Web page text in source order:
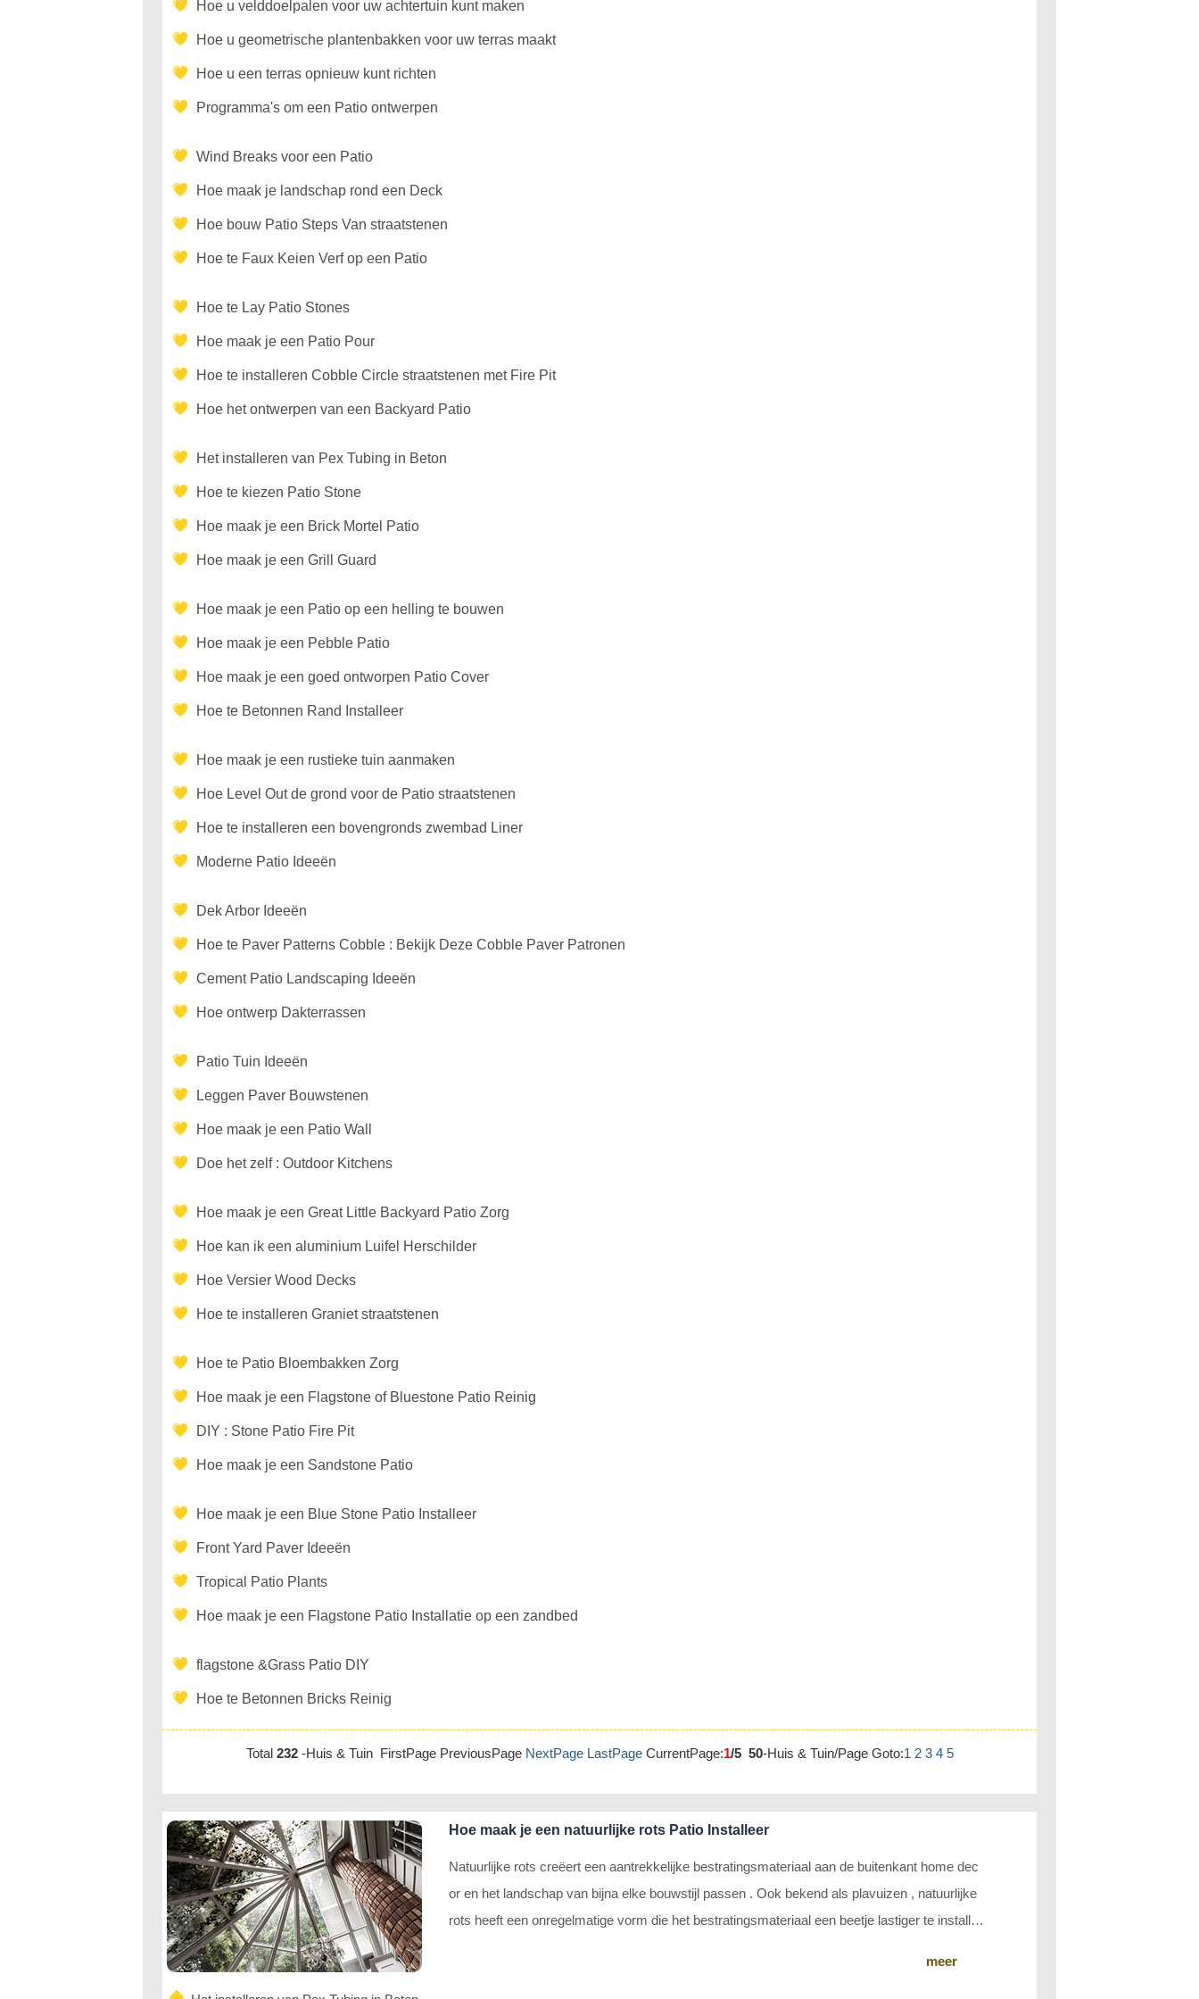
Hoe u velddoelpalen voor uw achtertuin kunt maken
Hoe u geometrische plantenbakken voor uw terras maakt
Hoe u een terras opnieuw kunt richten
Programma's om een Patio ontwerpen
Wind Breaks voor een Patio
Hoe maak je landschap rond een Deck
Hoe bouw Patio Steps Van straatstenen
Hoe te Faux Keien Verf op een Patio
Hoe te Lay Patio Stones
Hoe maak je een Patio Pour
Hoe te installeren Cobble Circle straatstenen met Fire Pit
Hoe het ontwerpen van een Backyard Patio
Het installeren van Pex Tubing in Beton
Hoe te kiezen Patio Stone
Hoe maak je een Brick Mortel Patio
Hoe maak je een Grill Guard
Hoe maak je een Patio op een helling te bouwen
Hoe maak je een Pebble Patio
Hoe maak je een goed ontworpen Patio Cover
Hoe te Betonnen Rand Installeer
Hoe maak je een rustieke tuin aanmaken
Hoe Level Out de grond voor de Patio straatstenen
Hoe te installeren een bovengronds zwembad Liner
Moderne Patio Ideeën
Dek Arbor Ideeën
Hoe te Paver Patterns Cobble : Bekijk Deze Cobble Paver Patronen
Cement Patio Landscaping Ideeën
Hoe ontwerp Dakterrassen
Patio Tuin Ideeën
Leggen Paver Bouwstenen
Hoe maak je een Patio Wall
Doe het zelf : Outdoor Kitchens
Hoe maak je een Great Little Backyard Patio Zorg
Hoe kan ik een aluminium Luifel Herschilder
Hoe Versier Wood Decks
Hoe te installeren Graniet straatstenen
Hoe te Patio Bloembakken Zorg
Hoe maak je een Flagstone of Bluestone Patio Reinig
DIY : Stone Patio Fire Pit
Hoe maak je een Sandstone Patio
Hoe maak je een Blue Stone Patio Installeer
Front Yard Paver Ideeën
Tropical Patio Plants
Hoe maak je een Flagstone Patio Installatie op een zandbed
flagstone &Grass Patio DIY
Hoe te Betonnen Bricks Reinig
Total 232-Huis & Tuin FirstPage PreviousPage NextPage LastPageCurrentPage:1/5 50-Huis & Tuin/Page Goto:1 2 3 4 5
Hoe maak je een natuurlijke rots Patio Installeer
Natuurlijke rots creëert een aantrekkelijke bestratingsmateriaal aan de buitenkant home dec
or en het landschap van bijna elke bouwstijl passen . Ook bekend als plavuizen , natuurlijke
rots heeft een onregelmatige vorm die het bestratingsmateriaal een beetje lastiger te installer
meer